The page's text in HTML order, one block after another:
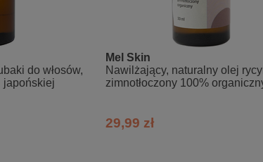
umyciu włosów szamponem, nałóż maskę na całą
maskę na 5 minut dla zwykłej kuracji lub na dłużej
spłucz maskę z włosów.
kontynuować stylizację włosów jak zwykle.
do włosów,
japońskiej
Mel Skin
Nawilżający, naturalny olej
zimnotłoczony 100%
29,99 zł